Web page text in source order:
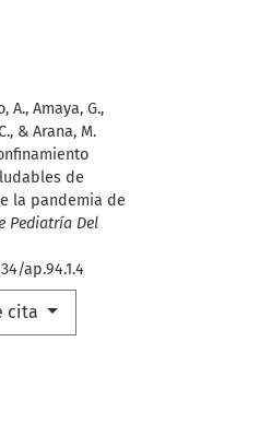
A., Amaya, G.,
& Arana, M.
de
la pandemia de
Pediatría Del
ap.94.1.4
cita